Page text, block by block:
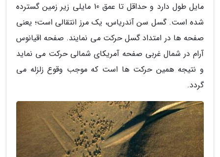
مایل طول دارد و حداقل تا عمق 10 مایلی زیر زمین گسترده
شده است. گسل سن آندریاس، یک مرز انتقالی است؛ یعنی
صفحه ها در امتداد گسل حرکت می نمایند. صفحه اقیانوس
آرام در شمال غربی صفحه آمریکای شمالی حرکت می نماید
و نتیجه همین حرکت ها است که موجب وقوع زلزله می
گردد.